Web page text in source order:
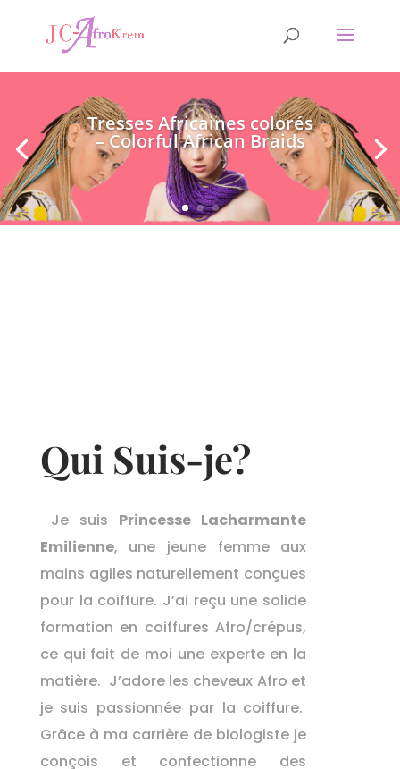
Tresses Africaines colorés
– Colorful African Braids
Qui Suis-je?
Je suis Princesse Lacharmante
Emilienne, une jeune femme aux
mains agiles naturellement conçues
pour la coiffure. J’ai reçu une solide
formation en coiffures Afro/crépus,
ce qui fait de moi une experte en la
matière. J’adore les cheveux Afro et
je suis passionnée par la coiffure.
Grâce à ma carrière de biologiste je
conçois et confectionne des